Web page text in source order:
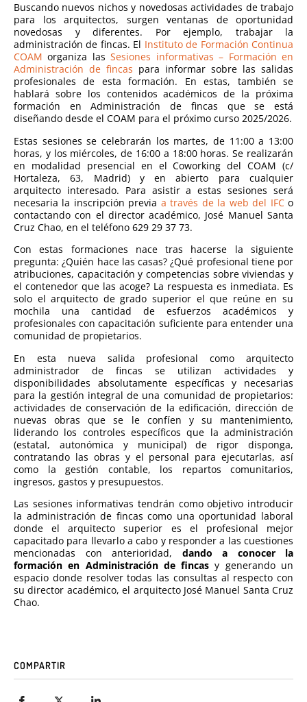
Buscando nuevos nichos y novedosas actividades de trabajo
para los arquitectos, surgen ventanas de oportunidad
novedosas y diferentes. Por ejemplo, trabajar la
administración de fincas. El Instituto de Formación Continua
COAM organiza lasSesiones informativas – Formación en
Administración de fincas para informar sobre las salidas
profesionales de esta formación. En estas, también se
hablará sobre los contenidos académicos de la próxima
formación en Administración de fincas que se está
diseñando desde el COAM para el próximo curso 2025/2026.
Estas sesiones se celebrarán los martes, de 11:00 a 13:00
horas, y los miércoles, de 16:00 a 18:00 horas. Se realizarán
en modalidad presencial en el Coworking del COAM (c/
Hortaleza, 63, Madrid) y en abierto para cualquier
arquitecto interesado. Para asistir a estas sesiones será
necesaria la inscripción previa a través de la web del IFCo
contactando con el director académico, José Manuel Santa
Cruz Chao, en el teléfono 629 29 37 73.
Con estas formaciones nace tras hacerse la siguiente
pregunta: ¿Quién hace las casas? ¿Qué profesional tiene por
atribuciones, capacitación y competencias sobre viviendas y
el contenedor que las acoge? La respuesta es inmediata. Es
solo el arquitecto de grado superior el que reúne en su
mochila una cantidad de esfuerzos académicos y
profesionales con capacitación suficiente para entender una
comunidad de propietarios.
En esta nueva salida profesional como arquitecto
administrador de fincas se utilizan actividades y
disponibilidades absolutamente específicas y necesarias
para la gestión integral de una comunidad de propietarios:
actividades de conservación de la edificación, dirección de
nuevas obras que se le confíen y su mantenimiento,
liderando los controles específicos que la administración
(estatal, autonómica y municipal) de rigor disponga,
contratando las obras y el personal para ejecutarlas, así
como la gestión contable, los repartos comunitarios,
ingresos, gastos y presupuestos.
Las sesiones informativas tendrán como objetivo introducir
la administración de fincas como una oportunidad laboral
donde el arquitecto superior es el profesional mejor
capacitado para llevarlo a cabo y responder a las cuestiones
mencionadas con anterioridad, dando a conocer la
formación en Administración de fincasy generando un
espacio donde resolver todas las consultas al respecto con
su director académico, el arquitecto José Manuel Santa Cruz
Chao.
COMPARTIR